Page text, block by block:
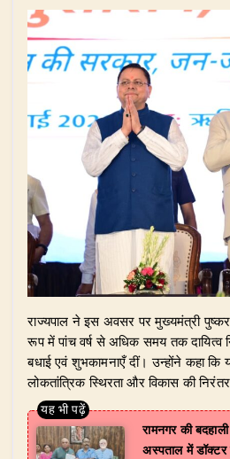
​राज्यपाल ने इस अवसर पर मुख्यमंत्री
रूप में पांच वर्ष से अधिक समय तक दायित्व
बधाई एवं शुभकामनाएँ दीं। उन्होंने कहा कि
लोकतांत्रिक स्थिरता और विकास की
रामनगर की
अस्पताल में